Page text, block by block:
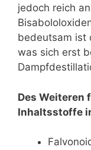
jedoch reich
bedeutsam ist
was sich erst
Des Weiteren
Inhaltsstoffe